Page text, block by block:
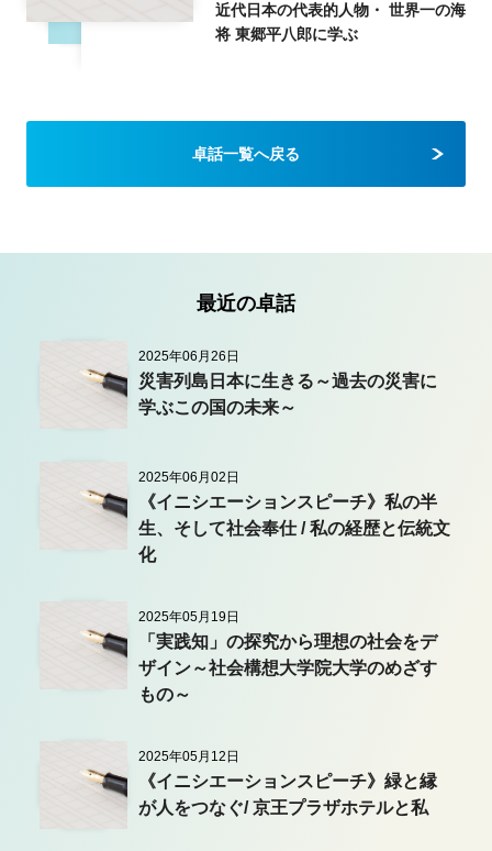
近代日本の代表的人物・ 世界一の海
将 東郷平八郎に学ぶ
卓話一覧へ戻る
最近の卓話
2025年06月26日
災害列島日本に生きる～過去の災害に
学ぶこの国の未来～
2025年06月02日
《イニシエーションスピーチ》私の半
生、そして社会奉仕 / 私の経歴と伝統文
化
2025年05月19日
「実践知」の探究から理想の社会をデ
ザイン～社会構想大学院大学のめざす
もの～
2025年05月12日
《イニシエーションスピーチ》緑と縁
が人をつなぐ/ 京王プラザホテルと私